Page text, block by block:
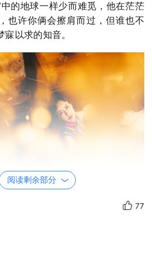
地球一样少而难觅，他在茫茫
也许你俩会擦肩而过，但谁也不
以求的知音。
阅读剩余部分
77